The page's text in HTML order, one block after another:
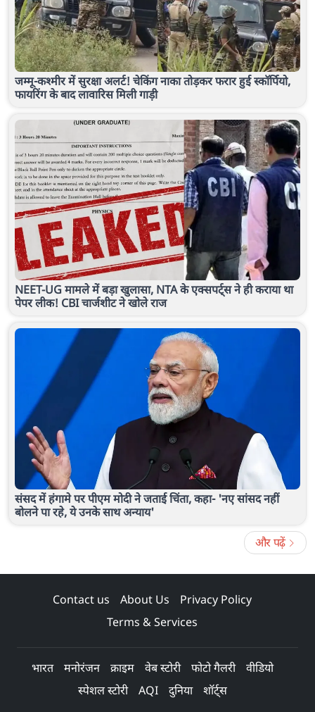
जम्मू-कश्मीर में सुरक्षा अलर्ट! चेकिंग नाका तोड़कर फरार हुई स्कॉर्पियो,
फायरिंग के बाद लावारिस मिली गाड़ी
NEET-UG मामले में बड़ा खुलासा, NTA के एक्सपर्ट्स ने ही कराया था
पेपर लीक! CBI चार्जशीट ने खोले राज
संसद में हंगामे पर पीएम मोदी ने जताई चिंता, कहा- 'नए सांसद नहीं
बोलने पा रहे, ये उनके साथ अन्याय'
और पढ़ें
Contact us About Us
Privacy Policy
Terms & Services
भारत मनोरंजन क्राइम वेब स्टोरी फोटो गैलरी
वीडियो
स्पेशल स्टोरी
AQI दुनिया शॉर्ट्स